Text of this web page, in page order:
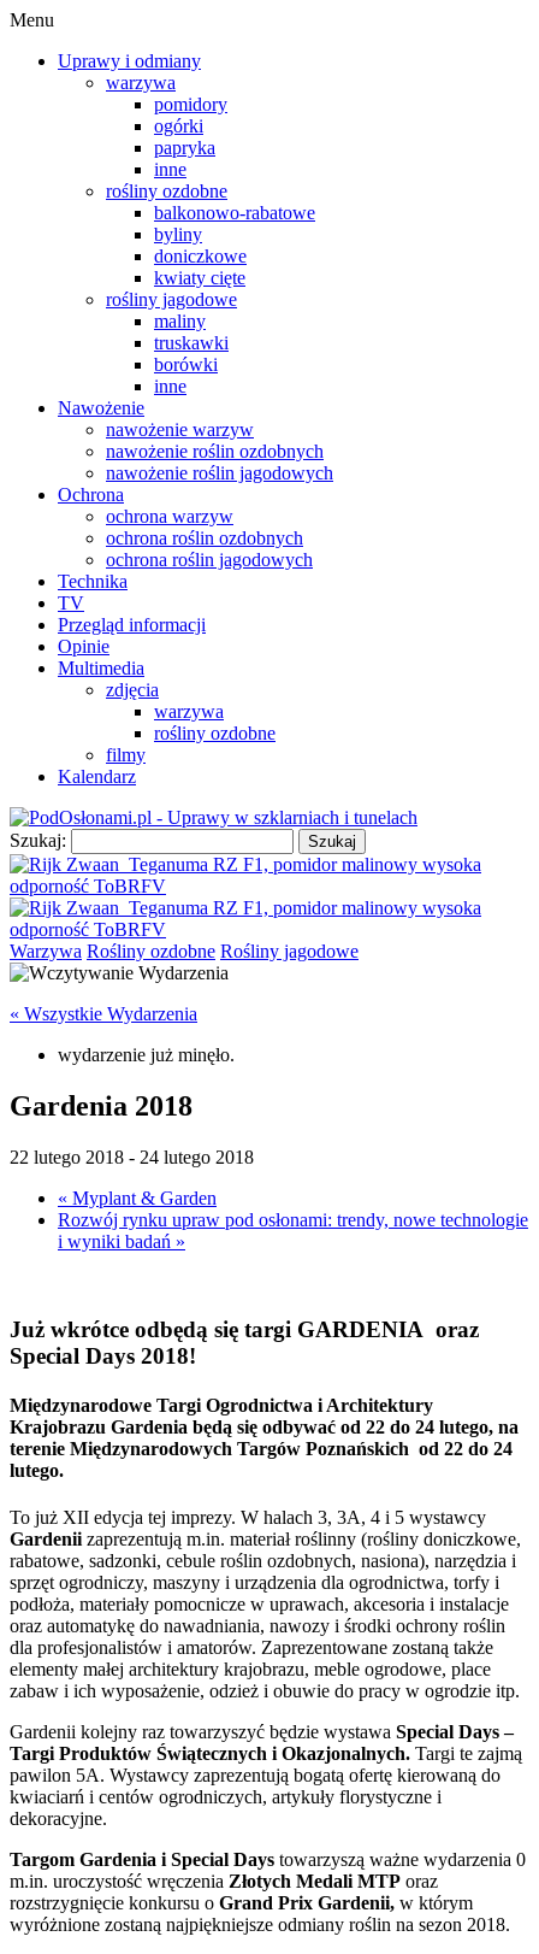
Menu
Uprawy i odmiany
warzywa
pomidory
ogórki
papryka
inne
rośliny ozdobne
balkonowo-rabatowe
byliny
doniczkowe
kwiaty cięte
rośliny jagodowe
maliny
truskawki
borówki
inne
Nawożenie
nawożenie warzyw
nawożenie roślin ozdobnych
nawożenie roślin jagodowych
Ochrona
ochrona warzyw
ochrona roślin ozdobnych
ochrona roślin jagodowych
Technika
TV
Przegląd informacji
Opinie
Multimedia
zdjęcia
warzywa
rośliny ozdobne
filmy
Kalendarz
Szukaj:
Warzywa Rośliny ozdobne Rośliny jagodowe
« Wszystkie Wydarzenia
wydarzenie już minęło.
Gardenia 2018
22 lutego 2018 - 24 lutego 2018
« Myplant & Garden
Rozwój rynku upraw pod osłonami: trendy, nowe technologie
i wyniki badań »
Już wkrótce odbędą się targi GARDENIA oraz
Special Days 2018!
Międzynarodowe Targi Ogrodnictwa i Architektury
Krajobrazu Gardenia będą się odbywać od 22 do 24 lutego, na
terenie Międzynarodowych Targów Poznańskich od 22 do 24
lutego.
To już XII edycja tej imprezy. W halach 3, 3A, 4 i 5 wystawcy
Gardenii zaprezentują m.in. materiał roślinny (rośliny doniczkowe,
rabatowe, sadzonki, cebule roślin ozdobnych, nasiona), narzędzia i
sprzęt ogrodniczy, maszyny i urządzenia dla ogrodnictwa, torfy i
podłoża, materiały pomocnicze w uprawach, akcesoria i instalacje
oraz automatykę do nawadniania, nawozy i środki ochrony roślin
dla profesjonalistów i amatorów. Zaprezentowane zostaną także
elementy małej architektury krajobrazu, meble ogrodowe, place
zabaw i ich wyposażenie, odzież i obuwie do pracy w ogrodzie itp.
Gardenii kolejny raz towarzyszyć będzie wystawa Special Days –
Targi Produktów Świątecznych i Okazjonalnych. Targi te zajmą
pawilon 5A. Wystawcy zaprezentują bogatą ofertę kierowaną do
kwiaciarń i centów ogrodniczych, artykuły florystyczne i
dekoracyjne.
Targom Gardenia i Special Days towarzyszą ważne wydarzenia 0
m.in. uroczystość wręczenia Złotych Medali MTP oraz
rozstrzygnięcie konkursu o Grand Prix Gardenii, w którym
wyróżnione zostaną najpiękniejsze odmiany roślin na sezon 2018.